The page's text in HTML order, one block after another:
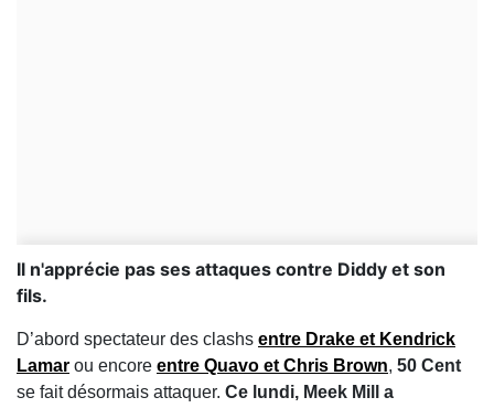
Il n'apprécie pas ses attaques contre Diddy et son
fils.
D’abord spectateur des clashs entre Drake et Kendrick
Lamar ou encore entre Quavo et Chris Brown, 50 Cent
se fait désormais attaquer. Ce lundi, Meek Mill a